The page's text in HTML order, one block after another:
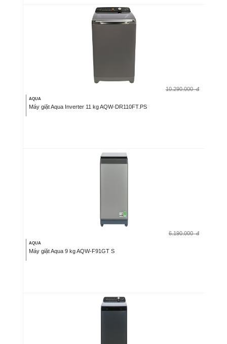
10.290.000 đ
AQUA
Máy giặt Aqua Inverter 11 kg AQW-DR110FT.PS
6.190.000 đ
AQUA
Máy giặt Aqua 9 kg AQW-F91GT S